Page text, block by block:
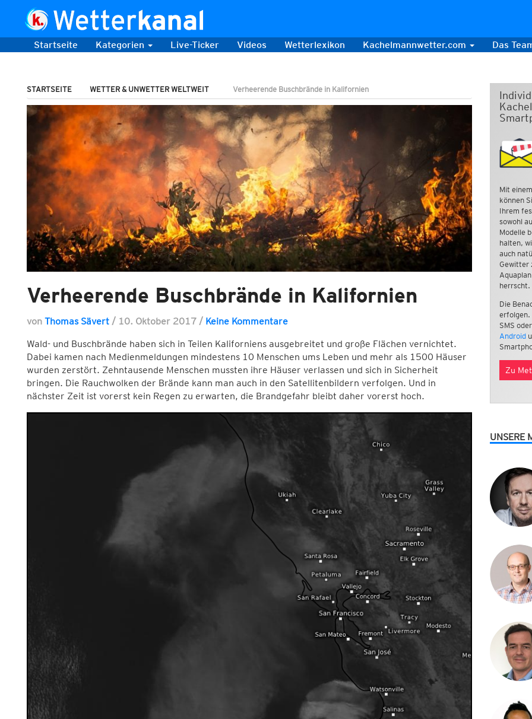
Startseite Kategorien Live-Ticker Videos Wetterlexikon Kachelmannwetter.com Das
STARTSEITE WETTER & UNWETTER WELTWEIT Verheerende Buschbrände in Kalifornien
Verheerende Buschbrände in Kalifornien
von Thomas Sävert / 10. Oktober 2017 / Keine Kommentare
Wald- und Buschbrände haben sich in Teilen Kaliforniens ausgebreitet und große Flächen vernichtet.
Dabei kamen nach Medienmeldungen mindestens 10 Menschen ums Leben und mehr als 1500 Häuser
wurden zerstört. Zehntausende Menschen mussten ihre Häuser verlassen und sich in Sicherheit
bringen. Die Rauchwolken der Brände kann man auch in den Satellitenbildern verfolgen. Und in
nächster Zeit ist vorerst kein Regen zu erwarten, die Brandgefahr bleibt daher vorerst hoch.
Mit
können
Ihrem
sowohl
Modelle
halten,
auch
Gewitter
herrscht.
Die
erfolgen.
SMS
Android
Zu
UNSERE